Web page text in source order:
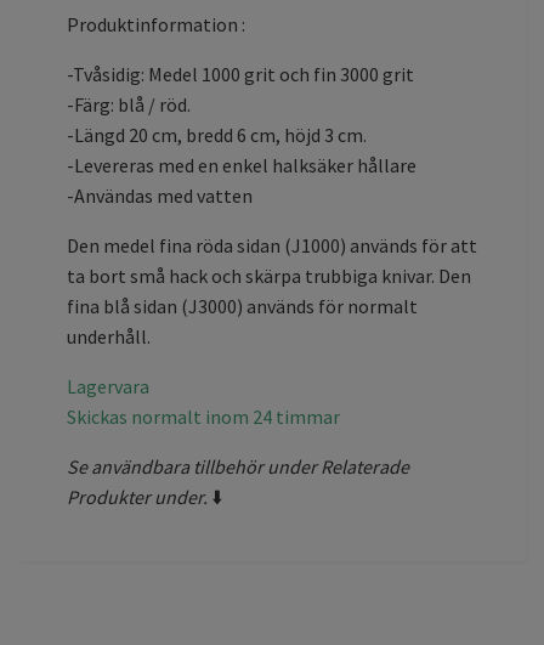
Produktinformation :
-Tvåsidig: Medel 1000 grit och fin 3000 grit
-Färg: blå / röd.
-Längd 20 cm, bredd 6 cm, höjd 3 cm.
-Levereras med en enkel halksäker hållare
-Användas med vatten
Den medel fina röda sidan (J1000) används för att
ta bort små hack och skärpa trubbiga knivar. Den
fina blå sidan (J3000) används för normalt
underhåll.
Lagervara
Skickas normalt inom 24 timmar
Se användbara tillbehör under Relaterade
Produkter under. ⬇️